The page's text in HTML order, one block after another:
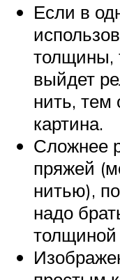
Если в
толщины,
выйдет
нить, тем
картина.
Сложнее
пряжей
нитью),
надо